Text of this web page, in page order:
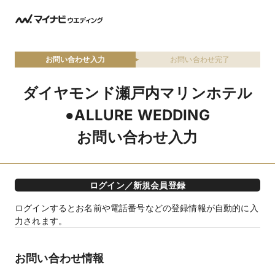
お問い合わせ入力 お問い合わせ完了
ダイヤモンド瀬戸内マリンホテル
●ALLURE WEDDING
お問い合わせ入力
ログイン／新規会員登録
ログインするとお名前や電話番号などの登録情報が自動的に入
力されます。
お問い合わせ情報